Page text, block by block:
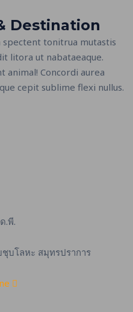
Destination
spectent tonitrua mutastis
litora ut nabataeaque.
animal! Concordi aurea
cepit sublime flexi nullus.
.พี.
บโลหะ สมุทรปราการ